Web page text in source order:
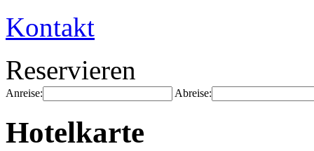
Kontakt
Reservieren
Anreise: Abreise:
Hotelkarte